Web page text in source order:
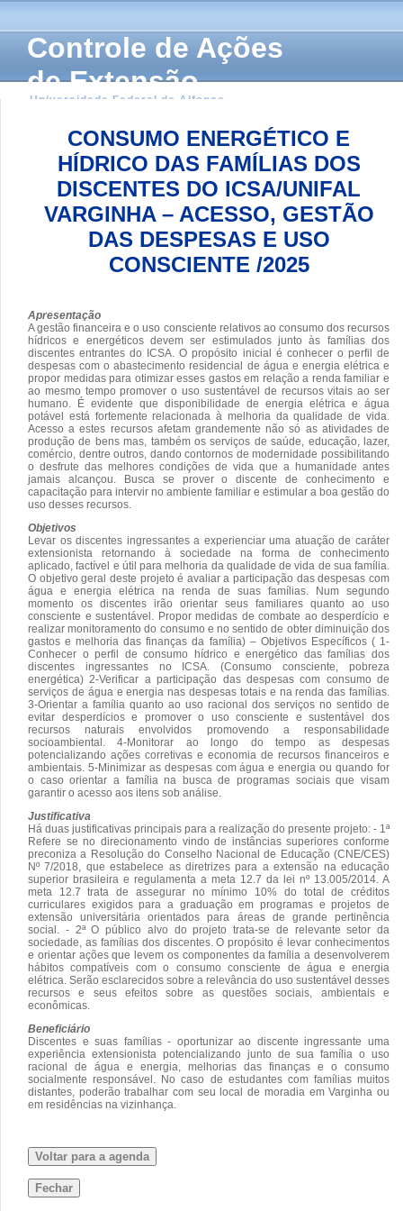
Controle de Ações
de Extensão
Universidade Federal de Alfenas
CONSUMO ENERGÉTICO E
HÍDRICO DAS FAMÍLIAS DOS
DISCENTES DO ICSA/UNIFAL
VARGINHA – ACESSO, GESTÃO
DAS DESPESAS E USO
CONSCIENTE /2025
Apresentação
A gestão financeira e o uso consciente relativos ao consumo dos recursos
hídricos e energéticos devem ser estimulados junto às famílias dos
discentes entrantes do ICSA. O propósito inicial é conhecer o perfil de
despesas com o abastecimento residencial de água e energia elétrica e
propor medidas para otimizar esses gastos em relação a renda familiar e
ao mesmo tempo promover o uso sustentável de recursos vitais ao ser
humano. É evidente que disponibilidade de energia elétrica e água
potável está fortemente relacionada à melhoria da qualidade de vida.
Acesso a estes recursos afetam grandemente não só as atividades de
produção de bens mas, também os serviços de saúde, educação, lazer,
comércio, dentre outros, dando contornos de modernidade possibilitando
o desfrute das melhores condições de vida que a humanidade antes
jamais alcançou. Busca se prover o discente de conhecimento e
capacitação para intervir no ambiente familiar e estimular a boa gestão do
uso desses recursos.
Objetivos
Levar os discentes ingressantes a experienciar uma atuação de caráter
extensionista retornando à sociedade na forma de conhecimento
aplicado, factível e útil para melhoria da qualidade de vida de sua família.
O objetivo geral deste projeto é avaliar a participação das despesas com
água e energia elétrica na renda de suas famílias. Num segundo
momento os discentes irão orientar seus familiares quanto ao uso
consciente e sustentável. Propor medidas de combate ao desperdício e
realizar monitoramento do consumo e no sentido de obter diminuição dos
gastos e melhoria das finanças da família) – Objetivos Específicos ( 1-
Conhecer o perfil de consumo hídrico e energético das famílias dos
discentes ingressantes no ICSA. (Consumo consciente, pobreza
energética) 2-Verificar a participação das despesas com consumo de
serviços de água e energia nas despesas totais e na renda das famílias.
3-Orientar a família quanto ao uso racional dos serviços no sentido de
evitar desperdícios e promover o uso consciente e sustentável dos
recursos naturais envolvidos promovendo a responsabilidade
socioambiental. 4-Monitorar ao longo do tempo as despesas
potencializando ações corretivas e economia de recursos financeiros e
ambientais. 5-Minimizar as despesas com água e energia ou quando for
o caso orientar a família na busca de programas sociais que visam
garantir o acesso aos itens sob análise.
Justificativa
Há duas justificativas principais para a realização do presente projeto: - 1ª
Refere se no direcionamento vindo de instâncias superiores conforme
preconiza a Resolução do Conselho Nacional de Educação (CNE/CES)
Nº 7/2018, que estabelece as diretrizes para a extensão na educação
superior brasileira e regulamenta a meta 12.7 da lei nº 13.005/2014. A
meta 12.7 trata de assegurar no mínimo 10% do total de créditos
curriculares exigidos para a graduação em programas e projetos de
extensão universitária orientados para áreas de grande pertinência
social. - 2ª O público alvo do projeto trata-se de relevante setor da
sociedade, as famílias dos discentes. O propósito é levar conhecimentos
e orientar ações que levem os componentes da família a desenvolverem
hábitos compatíveis com o consumo consciente de água e energia
elétrica. Serão esclarecidos sobre a relevância do uso sustentável desses
recursos e seus efeitos sobre as questões sociais, ambientais e
econômicas.
Beneficiário
Discentes e suas famílias - oportunizar ao discente ingressante uma
experiência extensionista potencializando junto de sua família o uso
racional de água e energia, melhorias das finanças e o consumo
socialmente responsável. No caso de estudantes com famílias muitos
distantes, poderão trabalhar com seu local de moradia em Varginha ou
em residências na vizinhança.
Voltar para a agenda
Fechar